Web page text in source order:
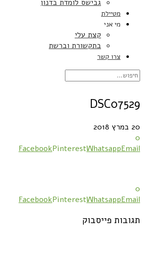
גבישס לומדת בדנון
מטיילת
מי אני
קצת עלי
בתקשורת וברשת
צרו קשר
DSC07529
20 במרץ 2018
0
FacebookPinterestWhatsappEmail
0
FacebookPinterestWhatsappEmail
תגובות פייסבוק